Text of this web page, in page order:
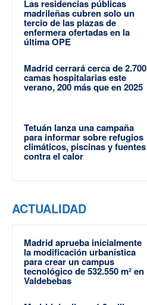
Las residencias públicas
madrileñas cubren solo un
tercio de las plazas de
enfermera ofertadas en la
última OPE
Madrid cerrará cerca de 2.700
camas hospitalarias este
verano, 200 más que en 2025
Tetuán lanza una campaña
para informar sobre refugios
climáticos, piscinas y fuentes
contra el calor
ACTUALIDAD
Madrid aprueba inicialmente
la modificación urbanística
para crear un campus
tecnológico de 532.550 m² en
Valdebebas